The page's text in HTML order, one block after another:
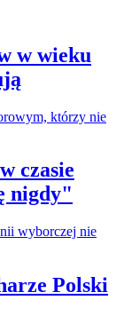
w wieku
czasie
nigdy"
Polski